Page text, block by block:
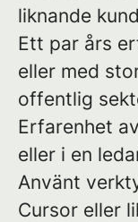
liknande
Ett par års
eller med
offentlig
Erfarenhet
eller i en
Använt
Cursor eller